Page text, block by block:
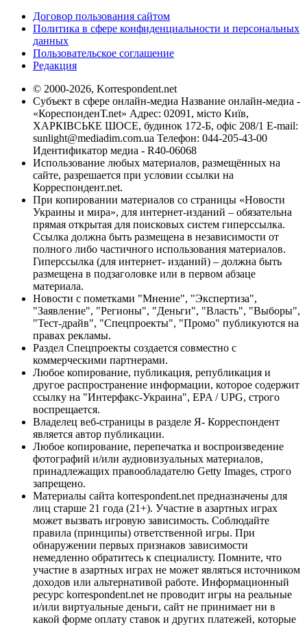
Договор пользования сайтом
Политика в сфере конфиденциальности и персональных
данных
Пользовательское соглашение
Редакция
© 2000-2026, Korrespondent.net
Субъект в сфере онлайн-медиа Название онлайн-медиа -
«КореспонденТ.net» Адрес: 02091, місто Київ,
ХАРКІВСЬКЕ ШОСЕ, будинок 172-Б, офіс 208/1 E-mail:
sunlight@mediadim.com.ua Телефон: 044-205-43-00
Идентификатор медиа - R40-06068
Использование любых материалов, размещённых на
сайте, разрешается при условии ссылки на
Корреспондент.net.
При копировании материалов со страницы «Новости
Украины и мира», для интернет-изданий – обязательна
прямая открытая для поисковых систем гиперссылка.
Ссылка должна быть размещена в независимости от
полного либо частичного использования материалов.
Гиперссылка (для интернет- изданий) – должна быть
размещена в подзаголовке или в первом абзаце
материала.
Новости с пометками "Мнение", "Экспертиза",
"Заявление", "Регионы", "Деньги", "Власть", "Выборы",
"Тест-драйв", "Спецпроекты", "Промо" публикуются на
правах рекламы.
Раздел Спецпроекты создается совместно с
коммерческими партнерами.
Любое копирование, публикация, републикация и
другое распространение информации, которое содержит
ссылку на "Интерфакс-Украина", EPA / UPG, строго
воспрещается.
Владелец веб-страницы в разделе Я- Корреспондент
является автор публикации.
Любое копирование, перепечатка и воспроизведение
фотографий и/или аудиовизуальных материалов,
принадлежащих правообладателю Getty Images, строго
запрещено.
Материалы сайта korrespondent.net предназначены для
лиц старше 21 года (21+). Участие в азартных играх
может вызвать игровую зависимость. Соблюдайте
правила (принципы) ответственной игры. При
обнаружении первых признаков зависимости
немедленно обратитесь к специалисту. Помните, что
участие в азартных играх не может являться источником
доходов или альтернативой работе. Информационный
ресурс korrespondent.net не проводит игры на реальные
и/или виртуальные деньги, сайт не принимает ни в
какой форме оплату ставок и других платежей, которые